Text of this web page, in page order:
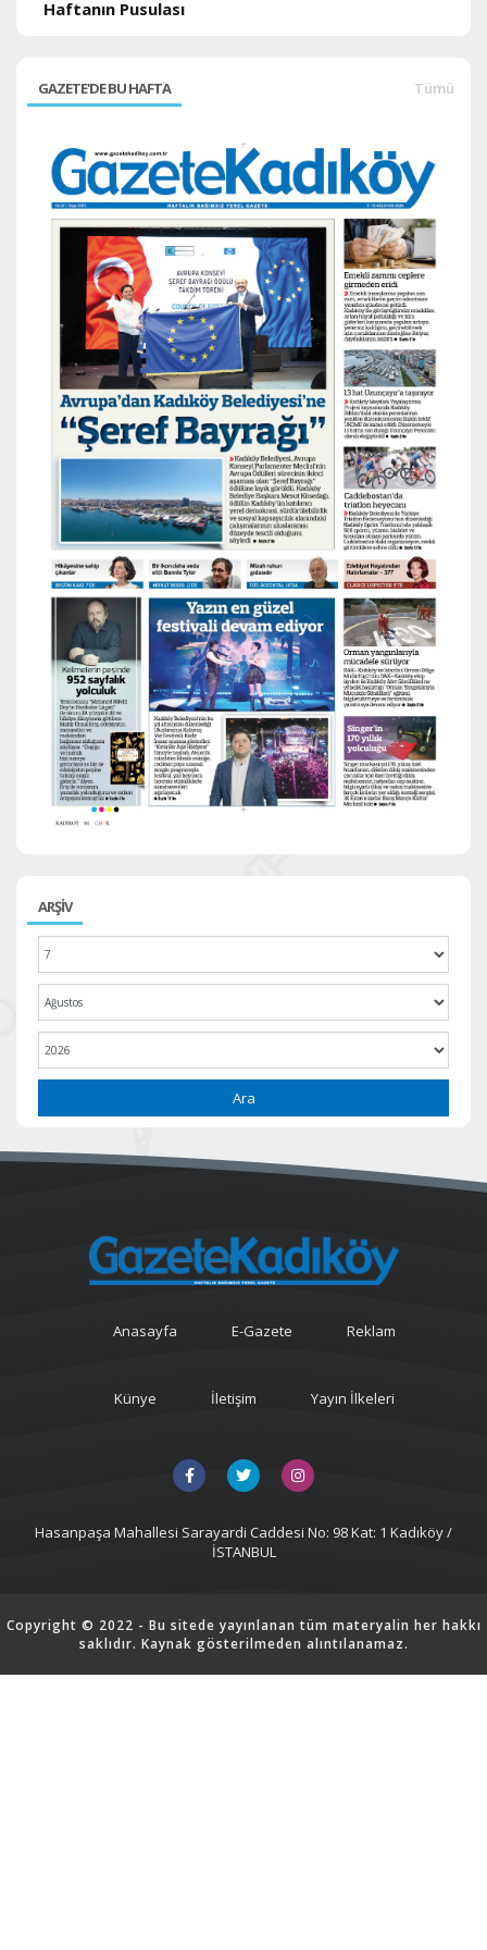
Haftanın Pusulası
GAZETE'DE BU HAFTA Tümü
ARŞİV
Ara
Anasayfa E-Gazete Reklam
Künye İletişim Yayın İlkeleri
Hasanpaşa Mahallesi Sarayardi Caddesi No: 98 Kat: 1 Kadıköy /
İSTANBUL
Copyright © 2022 - Bu sitede yayınlanan tüm materyalin her hakkı
saklıdır. Kaynak gösterilmeden alıntılanamaz.